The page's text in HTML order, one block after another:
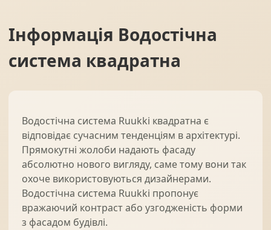
Інформація Водостічна
система квадратна
Водостічна система Ruukki квадратна є
відповідає сучасним тенденціям в архітектурі.
Прямокутні жолоби надають фасаду
абсолютно нового вигляду, саме тому вони так
охоче використовуються дизайнерами.
Водостічна система Ruukki пропонує
вражаючий контраст або узгодженість форми
з фасадом будівлі.